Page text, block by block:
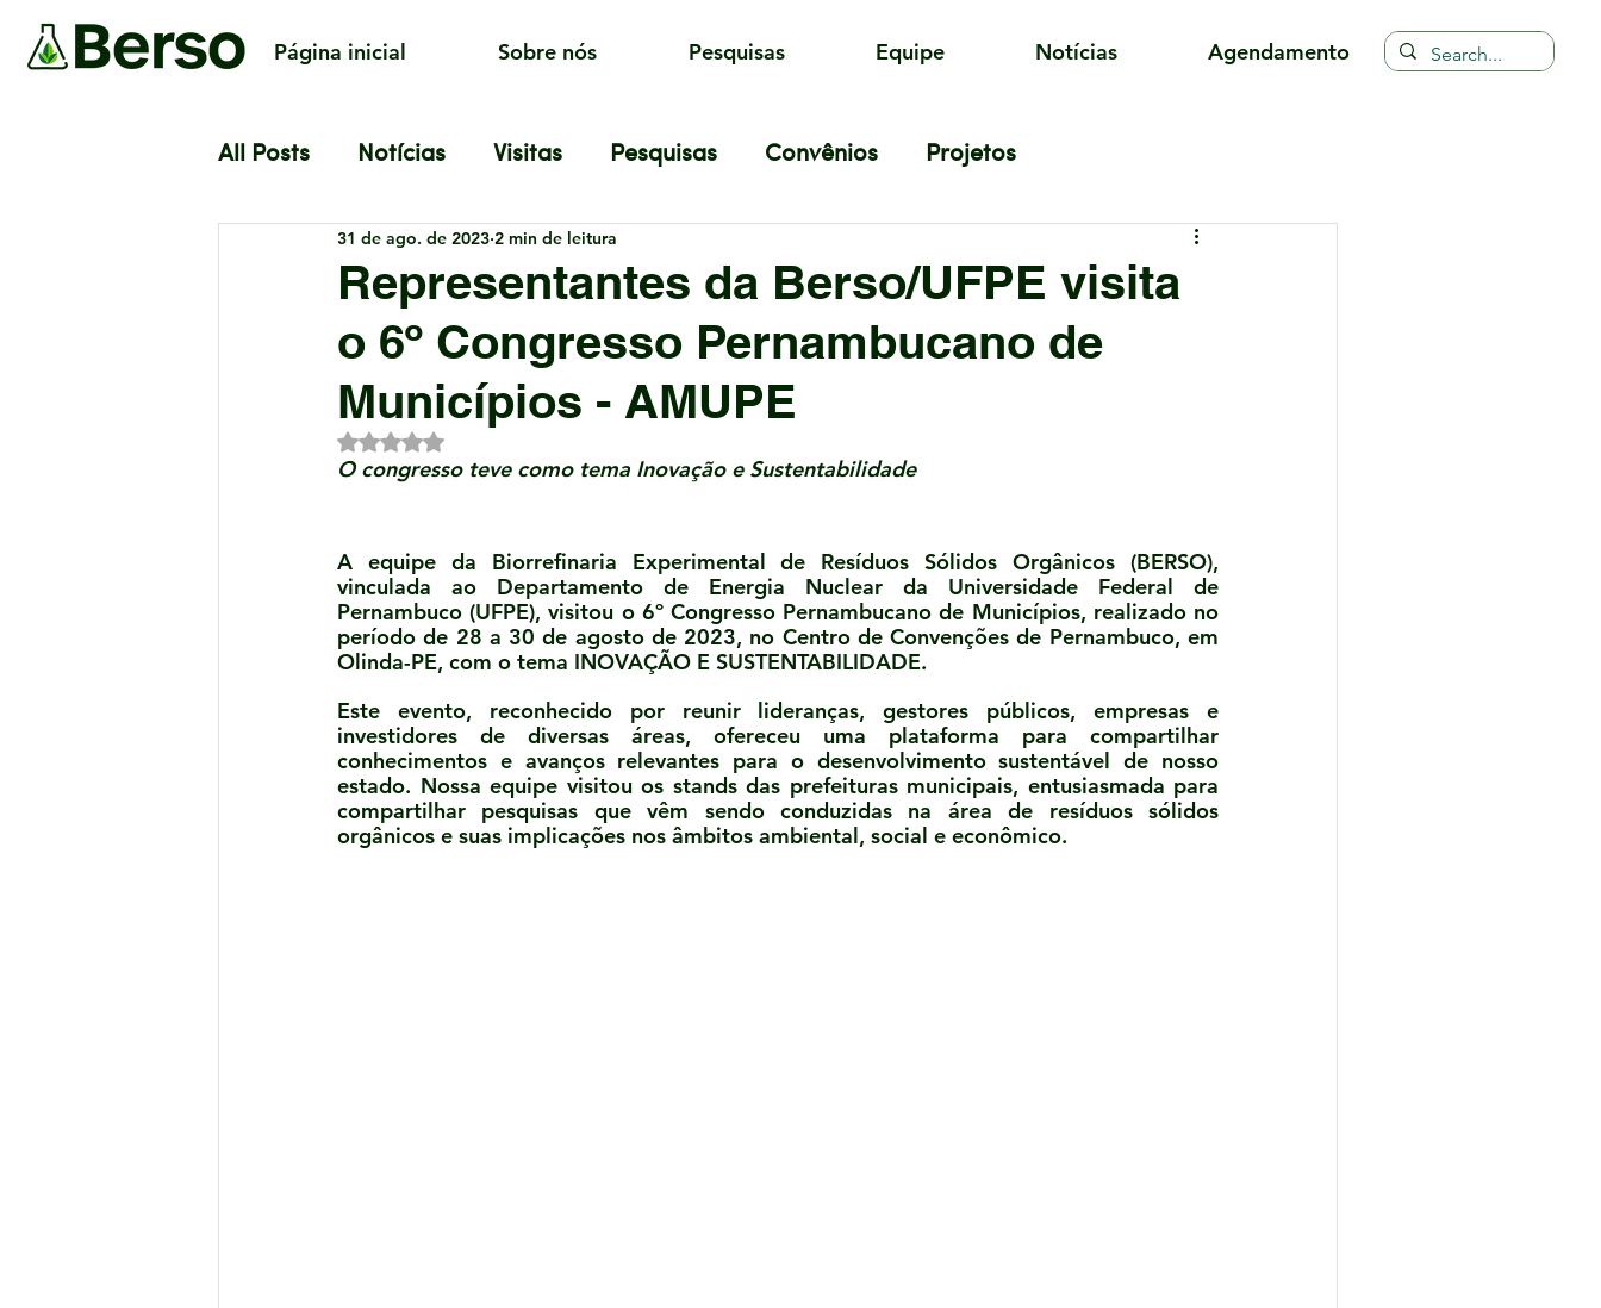
Página inicial Sobre nós Pesquisas Equipe Notícias Agendamento
All Posts Notícias Visitas Pesquisas Convênios Projetos
Representantes da Berso/UFPE visita
o 6º Congresso Pernambucano de
Municípios - AMUPE
31 de ago. de 2023 2 min de leitura
Avaliado com NaN de 5 estrelas.
O congresso teve como tema Inovação e Sustentabilidade
A equipe da Biorrefinaria Experimental de Resíduos Sólidos Orgânicos (BERSO),
vinculada ao Departamento de Energia Nuclear da Universidade Federal de
Pernambuco (UFPE), visitou o 6º Congresso Pernambucano de Municípios, realizado no
período de 28 a 30 de agosto de 2023, no Centro de Convenções de Pernambuco, em
Olinda-PE, com o tema INOVAÇÃO E SUSTENTABILIDADE.
Este evento, reconhecido por reunir lideranças, gestores públicos, empresas e
investidores de diversas áreas, ofereceu uma plataforma para compartilhar
conhecimentos e avanços relevantes para o desenvolvimento sustentável de nosso
estado. Nossa equipe visitou os stands das prefeituras municipais, entusiasmada para
compartilhar pesquisas que vêm sendo conduzidas na área de resíduos sólidos
orgânicos e suas implicações nos âmbitos ambiental, social e econômico.